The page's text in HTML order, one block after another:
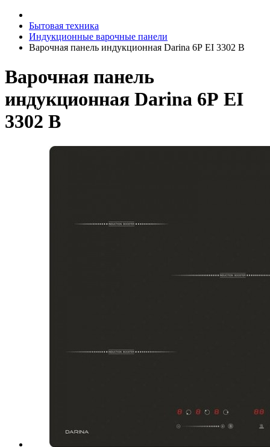
Бытовая техника
Индукционные варочные панели
Варочная панель индукционная Darina 6Р ЕI 3302 B
Варочная панель
индукционная Darina 6Р ЕI
3302 B